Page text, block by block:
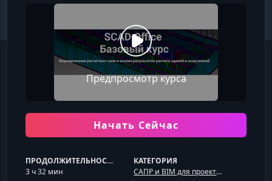
Предпросмотр курса
Начать Сейчас
ПРОДОЛЖИТЕЛЬНОСТЬ
3 ч 32 мин
КАТЕГОРИЯ
САПР и BIM для проектировщика